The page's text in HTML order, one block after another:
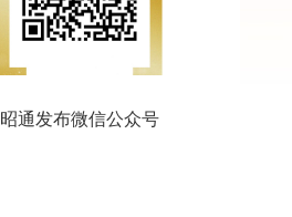
昭通发布微信公众号